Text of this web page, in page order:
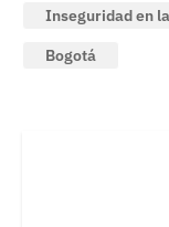
Inseguridad en
Bogotá